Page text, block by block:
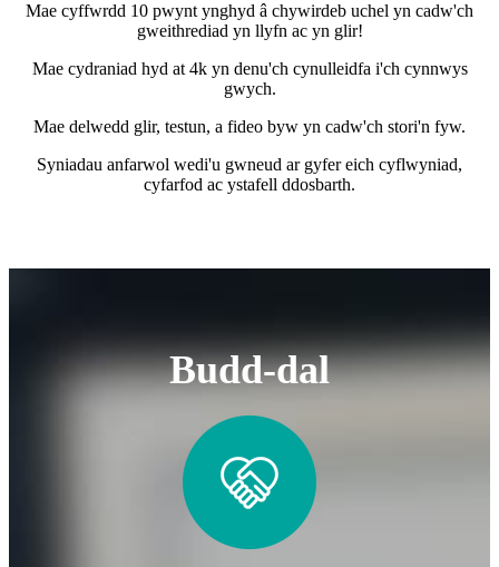
Mae cyffwrdd 10 pwynt ynghyd â chywirdeb uchel yn cadw'ch
gweithrediad yn llyfn ac yn glir!
Mae cydraniad hyd at 4k yn denu'ch cynulleidfa i'ch cynnwys
gwych.
Mae delwedd glir, testun, a fideo byw yn cadw'ch stori'n fyw.
Syniadau anfarwol wedi'u gwneud ar gyfer eich cyflwyniad,
cyfarfod ac ystafell ddosbarth.
Budd-dal